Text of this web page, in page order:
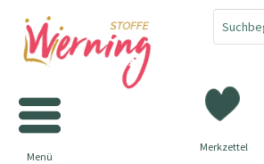
Merkzettel
Menü